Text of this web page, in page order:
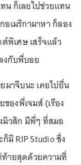
น ก็เลยไปช่วยแทน
เมริกามาหา ก็ลอง
พิเศษ เสร็จแล้ว
งกับพี่บอย
มาจีบนะ เคยไปยื่น
องพี่เจมส์ (เรือง
วสิก มีพี่ๆ ที่สมอ
มี RIP Studio ซึ่ง
ท้ายสุดด้วยความที่